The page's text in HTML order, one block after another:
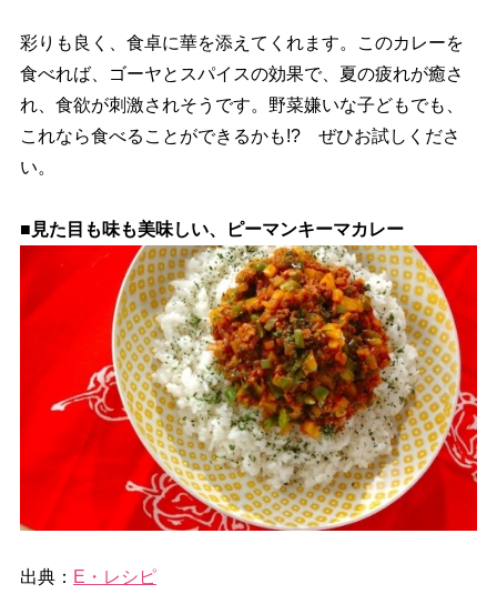
彩りも良く、食卓に華を添えてくれます。このカレーを
食べれば、ゴーヤとスパイスの効果で、夏の疲れが癒さ
れ、食欲が刺激されそうです。野菜嫌いな子どもでも、
これなら食べることができるかも!? ぜひお試しくださ
い。
■見た目も味も美味しい、ピーマンキーマカレー
出典： E・レシピ